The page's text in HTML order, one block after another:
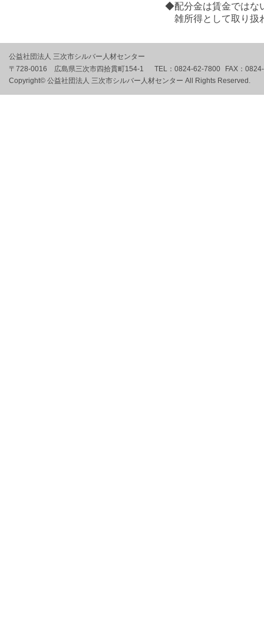
◆配分金は賃金ではな
雑所得として取り扱
公益社団法人 三次市シルバー人材センター
〒728-0016 広島県三次市四拾貫町154-1
TEL： 0824-62-7800 FAX：
Copyright© 公益社団法人 三次市シルバー人材センター All Rights Reserved.